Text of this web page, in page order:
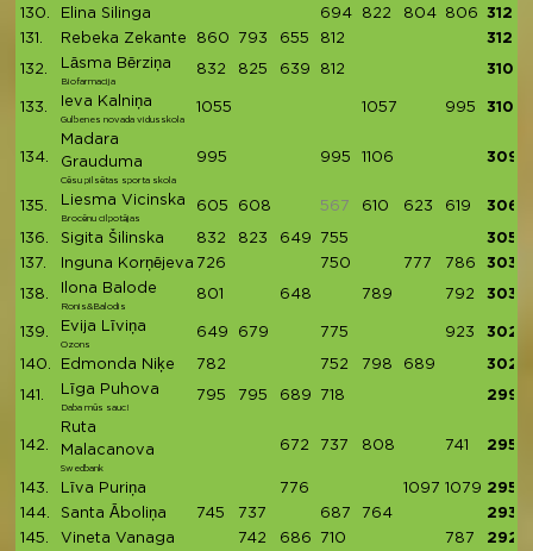
130. Elina Silinga 694 822 804 806
3126
131.
Rebeka Zekante 860 793 655 812 3120
132. Lāsma Bērziņa
Biofarmacija
832 825 639 812 3108
133. Ieva Kalniņa
Gulbenes novada vidusskola
1055 1057 995 3107
134.
Madara
Grauduma
Cēsu pilsētas sporta skola
995 995 1106 3096
135. Liesma Vicinska
Brocēnu cilpotājas
605 608 567 610 623 619 3065
136. Sigita Šilinska 832 823 649 755
3059
137.
Inguna Korņējeva 726 750 777 786 3039
138. Ilona Balode
Ronis&Balodis
801 648 789 792 3030
139. Evija Līviņa
Ozons
649 679 775 923 3026
140. Edmonda Niķe 782 752 798 689 3021
141. Līga Puhova
Daba mūs sauc!
795 795 689 718 2997
142.
Ruta
Malacanova
Swedbank
672 737 808 741 2958
143. Līva Puriņa 776 1097 1079 2952
144.
Santa Āboliņa 745 737 687 764
2933
145.
Vineta Vanaga 742 686 710 787 2925